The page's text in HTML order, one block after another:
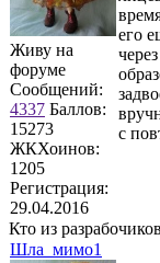
Живу на
форуме
Сообщений:
4337 Баллов:
15273
ЖКХоинов:
1205
Регистрация:
29.04.2016
его
с
Кто из
Шла_мимо1